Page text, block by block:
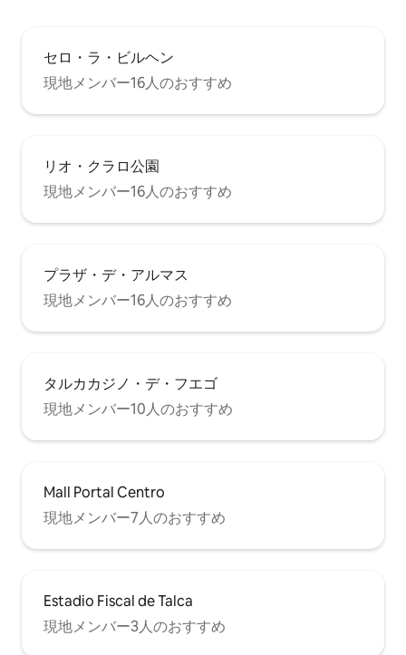
セロ・ラ・ビルヘン
現地メンバー16人のおすすめ
リオ・クラロ公園
現地メンバー16人のおすすめ
プラザ・デ・アルマス
現地メンバー16人のおすすめ
タルカカジノ・デ・フエゴ
現地メンバー10人のおすすめ
Mall Portal Centro
現地メンバー7人のおすすめ
Estadio Fiscal de Talca
現地メンバー3人のおすすめ